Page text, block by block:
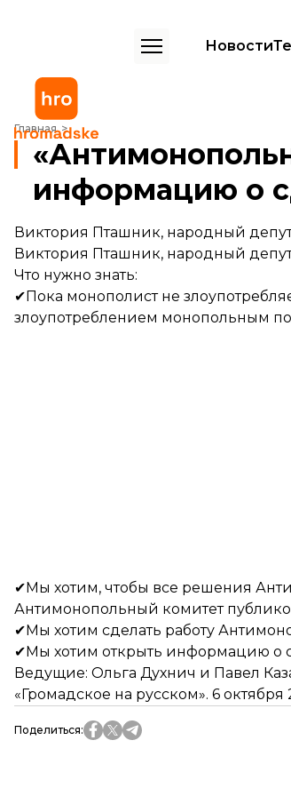
Новости
Главная
«Антимонопольный комитет должен открыть
информацию о
Виктория Пташник, народный
Виктория Пташник, народный
Что нужно знать:
✔Пока монополист не
злоупотреблением монопольным
✔Мы хотим, чтобы все решения
Антимонопольный комитет
✔Мы хотим сделать работу
✔Мы хотим открыть информацию о
Ведущие: Ольга Духнич и Павел
«Громадское на русском». 6 октября
Поделиться: